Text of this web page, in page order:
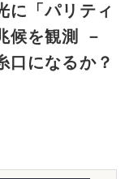
に「パリティ
候を観測 －
口になるか？